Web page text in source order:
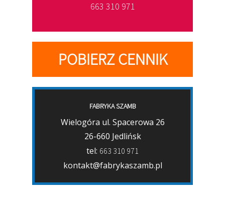
663 310 971
POBIERZ CENNIK
FABRYKA SZAMB
Wielogóra ul. Spacerowa 26
26-660 Jedlińsk
tel: 663 310 971
kontakt@fabrykaszamb.pl